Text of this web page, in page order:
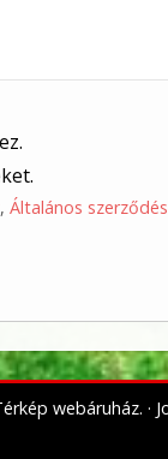
, Általános
webáruház.